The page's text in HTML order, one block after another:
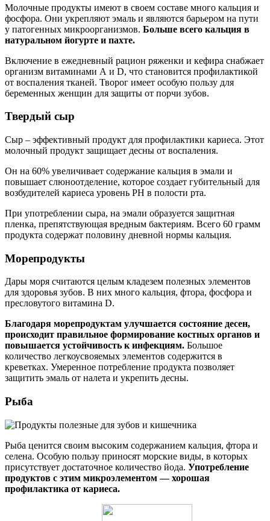
Молочные продукты имеют в своем составе много кальция и
фосфора. Они укрепляют эмаль и являются барьером на пути
у патогенных микроорганизмов. Больше всего кальция в
натуральном йогурте и пахте.
Включение в ежедневный рацион ряженки и кефира снабжает
организм витаминами А и D, что становится профилактикой
от воспаления тканей. Творог имеет особую пользу для
беременных женщин для защиты от порчи зубов.
Твердый сыр
Сыр – эффективный продукт для профилактики кариеса. Этот
молочный продукт защищает десны от воспаления.
Он на 60% увеличивает содержание кальция в эмали и
повышает слюноотделение, которое создает губительный для
возбудителей кариеса уровень РН в полости рта.
При употреблении сыра, на эмали образуется защитная
пленка, препятствующая вредным бактериям. Всего 60 грамм
продукта содержат половину дневной нормы кальция.
Морепродукты
Дары моря считаются целым кладезем полезных элементов
для здоровья зубов. В них много кальция, фтора, фосфора и
пресловутого витамина D.
Благодаря морепродуктам улучшается состояние десен,
происходит правильное формирование костных органов и
повышается устойчивость к инфекциям. Большое
количество легкоусвояемых элементов содержится в
креветках. Умеренное потребление продукта позволяет
защитить эмаль от налета и укрепить десны.
Рыба
Рыба ценится своим высоким содержанием кальция, фтора и
селена. Особую пользу приносят морские виды, в которых
присутствует достаточное количество йода. Употребление
продуктов с этим микроэлементом — хорошая
профилактика от кариеса.